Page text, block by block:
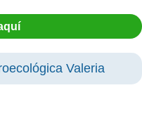
Valeria